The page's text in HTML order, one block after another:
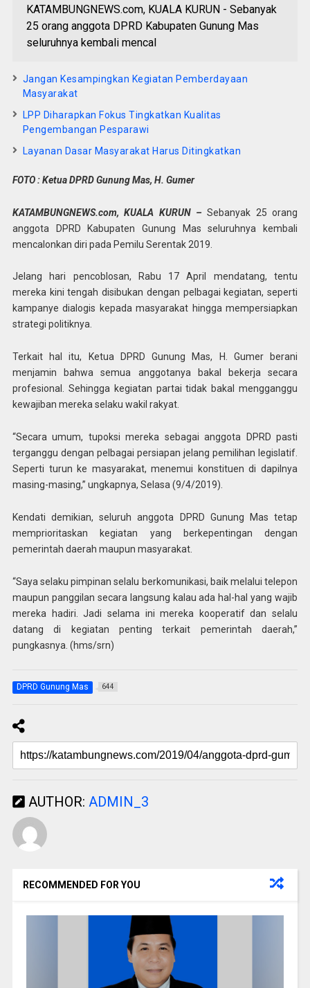
KATAMBUNGNEWS.com, KUALA KURUN - Sebanyak
25 orang anggota DPRD Kabupaten Gunung Mas
seluruhnya kembali mencal
Jangan Kesampingkan Kegiatan Pemberdayaan
Masyarakat
LPP Diharapkan Fokus Tingkatkan Kualitas
Pengembangan Pesparawi
Layanan Dasar Masyarakat Harus Ditingkatkan
FOTO : Ketua DPRD Gunung Mas, H. Gumer
KATAMBUNGNEWS.com, KUALA KURUN – Sebanyak 25 orang
anggota DPRD Kabupaten Gunung Mas seluruhnya kembali
mencalonkan diri pada Pemilu Serentak 2019.
Jelang hari pencoblosan, Rabu 17 April mendatang, tentu
mereka kini tengah disibukan dengan pelbagai kegiatan, seperti
kampanye dialogis kepada masyarakat hingga mempersiapkan
strategi politiknya.
Terkait hal itu, Ketua DPRD Gunung Mas, H. Gumer berani
menjamin bahwa semua anggotanya bakal bekerja secara
profesional. Sehingga kegiatan partai tidak bakal mengganggu
kewajiban mereka selaku wakil rakyat.
“Secara umum, tupoksi mereka sebagai anggota DPRD pasti
terganggu dengan pelbagai persiapan jelang pemilihan legislatif.
Seperti turun ke masyarakat, menemui konstituen di dapilnya
masing-masing,” ungkapnya, Selasa (9/4/2019).
Kendati demikian, seluruh anggota DPRD Gunung Mas tetap
memprioritaskan kegiatan yang berkepentingan dengan
pemerintah daerah maupun masyarakat.
“Saya selaku pimpinan selalu berkomunikasi, baik melalui telepon
maupun panggilan secara langsung kalau ada hal-hal yang wajib
mereka hadiri. Jadi selama ini mereka kooperatif dan selalu
datang di kegiatan penting terkait pemerintah daerah,”
pungkasnya. (hms/srn)
DPRD Gunung Mas 644
AUTHOR: ADMIN_3
RECOMMENDED FOR YOU